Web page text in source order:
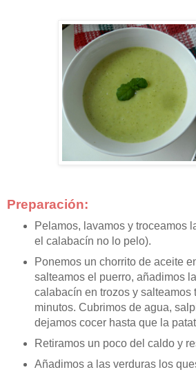
Preparación:
Pelamos, lavamos y troceamos
el calabacín no lo pelo).
Ponemos un chorrito de aceite
salteamos el puerro, añadimos
calabacín en trozos y salteamos
minutos. Cubrimos de agua,
dejamos cocer hasta que la
Retiramos un poco del caldo y
Añadimos a las verduras los